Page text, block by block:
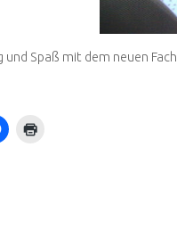
und Spaß mit dem neuen